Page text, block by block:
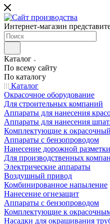
Интернет-магазин
Каталог
По всему сайту
По каталогу
Каталог
Окрасочное оборудование
Для строительных компаний
Аппараты для нанесения
Аппараты для нанесения
Комплектующие к
Аппараты с бензопроводом
Нанесение дорожной разметки
Для производственных
Электрические аппараты
Воздушный привод
Комбинированное напыление
Нанесение огнезащит
Аппараты с бензопроводом
Комплектующие к
Насадки для окрашивания